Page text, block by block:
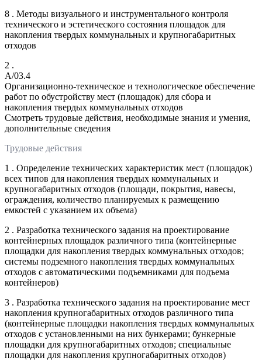
8 . Методы визуального и инструментального контроля
технического и эстетического состояния площадок для
накопления твердых коммунальных и крупногабаритных
отходов
2 .
A/03.4
Организационно-техническое и технологическое обеспечение
работ по обустройству мест (площадок) для сбора и
накопления твердых коммунальных отходов
Смотреть трудовые действия, необходимые знания и умения,
дополнительные сведения
Трудовые действия
1 . Определение технических характеристик мест (площадок)
всех типов для накопления твердых коммунальных и
крупногабаритных отходов (площади, покрытия, навесы,
ограждения, количество планируемых к размещению
емкостей с указанием их объема)
2 . Разработка технического задания на проектирование
контейнерных площадок различного типа (контейнерные
площадки для накопления твердых коммунальных отходов;
системы подземного накопления твердых коммунальных
отходов с автоматическими подъемниками для подъема
контейнеров)
3 . Разработка технического задания на проектирование мест
накопления крупногабаритных отходов различного типа
(контейнерные площадки накопления твердых коммунальных
отходов с установленными на них бункерами; бункерные
площадки для крупногабаритных отходов; специальные
площадки для накопления крупногабаритных отходов)